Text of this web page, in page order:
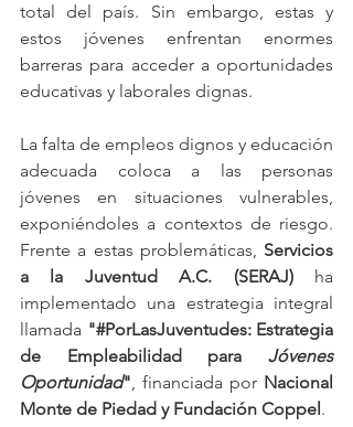
total del país. Sin embargo, estas y
estos jóvenes enfrentan enormes
barreras para acceder a oportunidades
educativas y laborales dignas.
La falta de empleos dignos y educación
adecuada coloca a las personas
jóvenes en situaciones vulnerables,
exponiéndoles a contextos de riesgo.
Frente a estas problemáticas, Servicios
a la Juventud A.C. (SERAJ) ha
implementado una estrategia integral
llamada "#PorLasJuventudes: Estrategia
de Empleabilidad para Jóvenes
Oportunidad", financiada por Nacional
Monte de Piedad y Fundación Coppel .